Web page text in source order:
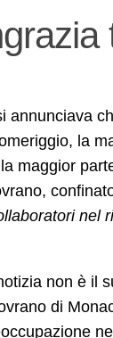
annunciava
la
maggior
nel
non è il
di